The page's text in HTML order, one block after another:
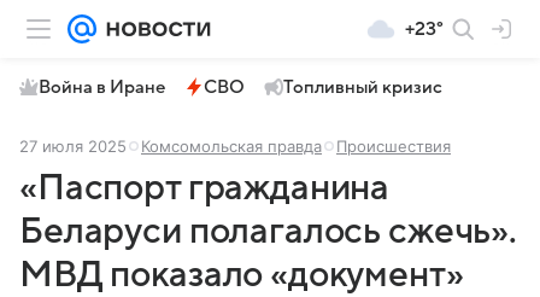
+23°
Война в Иране СВО Топливный кризис
27 июля 2025 Комсомольская правда Происшествия
«Паспорт гражданина
Беларуси полагалось сжечь».
МВД показало «документ»